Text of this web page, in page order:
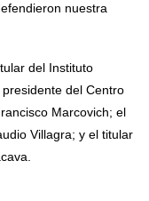
nuestra
del Instituto
del Centro
Marcovich; el
Villagra; y el titular